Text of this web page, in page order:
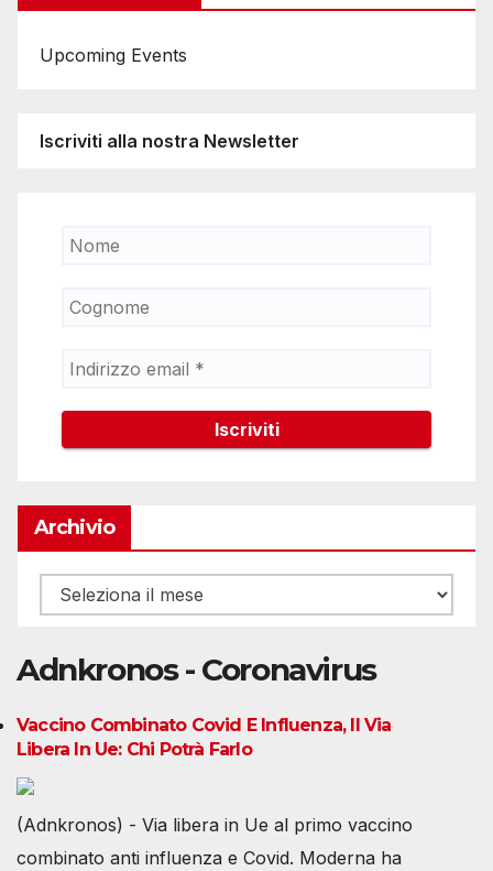
Upcoming Events
Iscriviti alla nostra Newsletter
Archivio
Archivio
Adnkronos - Coronavirus
Vaccino Combinato Covid E Influenza, Il Via
Libera In Ue: Chi Potrà Farlo
(Adnkronos) - Via libera in Ue al primo vaccino
combinato anti influenza e Covid. Moderna ha